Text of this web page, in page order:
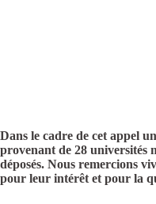
Dans le cadre de cet appel
provenant de 28 universités
déposés. Nous remercions
pour leur intérêt et pour la